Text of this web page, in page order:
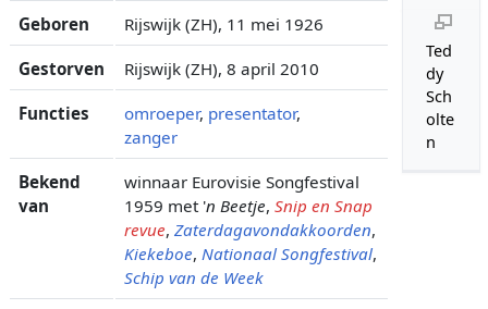
Ted
dy
Sch
olte
n
Geboren Rijswijk (ZH), 11 mei 1926
Gestorven Rijswijk (ZH), 8 april 2010
Functies omroeper, presentator,
zanger
Bekend
van
winnaar Eurovisie Songfestival
1959 met 'n Beetje, Snip en Snap
revue, Zaterdagavondakkoorden,
Kiekeboe, Nationaal Songfestival,
Schip van de Week